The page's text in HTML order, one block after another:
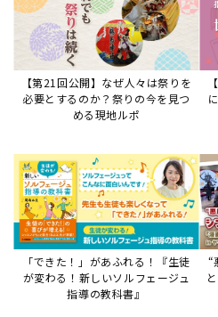
ード活用術
サイトからのお知らせ